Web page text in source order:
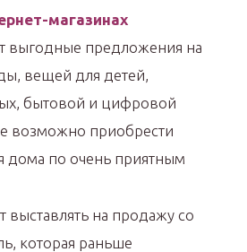
магазинах
выгодные предложения на
вещей для детей,
бытовой и цифровой
возможно приобрести
дома по очень приятным
выставлять на продажу со
которая раньше